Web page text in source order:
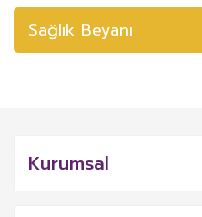
Sağlık Beyanı
Kurumsal